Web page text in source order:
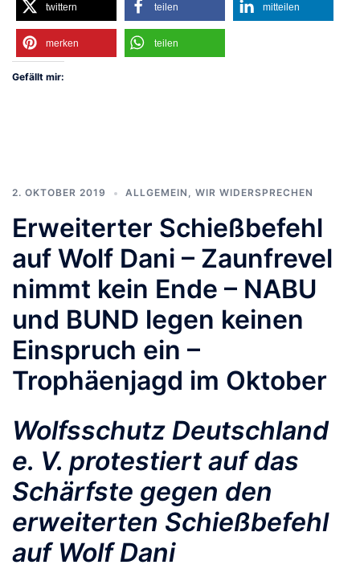
twittern teilen mitteilen
merken teilen
Gefällt mir:
2. OKTOBER 2019 ALLGEMEIN WIR WIDERSPRECHEN
Erweiterter Schießbefehl
auf Wolf Dani – Zaunfrevel
nimmt kein Ende – NABU
und BUND legen keinen
Einspruch ein –
Trophäenjagd im Oktober
Wolfsschutz Deutschland
e. V. protestiert auf das
Schärfste gegen den
erweiterten Schießbefehl
auf Wolf Dani